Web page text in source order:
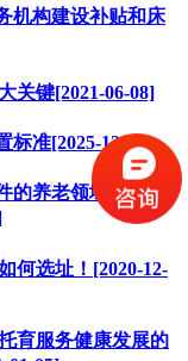
机构建设补贴和床
关键[2021-06-08]
标准[2025-12-20]
的养老领域服务业
何选址！[2020-12-
育服务健康发展的